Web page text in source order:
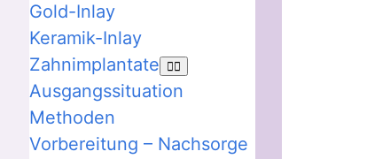
Gold-Inlay
Keramik-Inlay
Zahnimplantate
Ausgangssituation
Methoden
Vorbereitung – Nachsorge